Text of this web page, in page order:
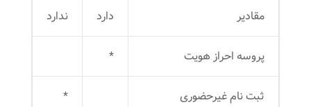
مقادیر دارد ندارد
پروسه احراز هویت *
ثبت نام غیرحضوری *